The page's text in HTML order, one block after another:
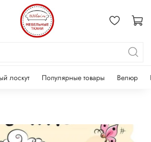
лоскут Популярные товары Велюр